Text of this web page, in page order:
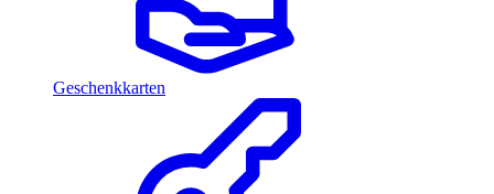
Geschenkkarten